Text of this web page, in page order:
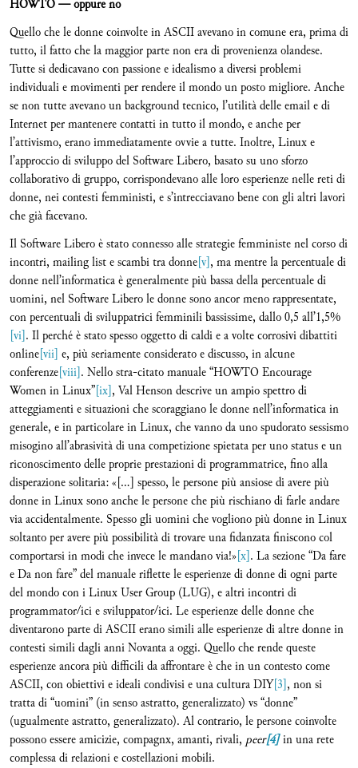
HOWTO — oppure no
Quello che le donne coinvolte in ASCII avevano in comune era, prima di
tutto, il fatto che la maggior parte non era di provenienza olandese.
Tutte si dedicavano con passione e idealismo a diversi problemi
individuali e movimenti per rendere il mondo un posto migliore. Anche
se non tutte avevano un background tecnico, l’utilità delle email e di
Internet per mantenere contatti in tutto il mondo, e anche per
l’attivismo, erano immediatamente ovvie a tutte. Inoltre, Linux e
l’approccio di sviluppo del Software Libero, basato su uno sforzo
collaborativo di gruppo, corrispondevano alle loro esperienze nelle reti di
donne, nei contesti femministi, e s’intrecciavano bene con gli altri lavori
che già facevano.
Il Software Libero è stato connesso alle strategie femministe nel corso di
incontri, mailing list e scambi tra donne[v], ma mentre la percentuale di
donne nell’informatica è generalmente più bassa della percentuale di
uomini, nel Software Libero le donne sono ancor meno rappresentate,
con percentuali di sviluppatrici femminili bassissime, dallo 0,5 all’1,5%
[vi]. Il perché è stato spesso oggetto di caldi e a volte corrosivi dibattiti
online[vii] e, più seriamente considerato e discusso, in alcune
conferenze[viii]. Nello stra-citato manuale “HOWTO Encourage
Women in Linux”[ix], Val Henson descrive un ampio spettro di
atteggiamenti e situazioni che scoraggiano le donne nell’informatica in
generale, e in particolare in Linux, che vanno da uno spudorato sessismo
misogino all’abrasività di una competizione spietata per uno status e un
riconoscimento delle proprie prestazioni di programmatrice, fino alla
disperazione solitaria: «[…] spesso, le persone più ansiose di avere più
donne in Linux sono anche le persone che più rischiano di farle andare
via accidentalmente. Spesso gli uomini che vogliono più donne in Linux
soltanto per avere più possibilità di trovare una fidanzata finiscono col
comportarsi in modi che invece le mandano via!»[x]. La sezione “Da fare
e Da non fare” del manuale riflette le esperienze di donne di ogni parte
del mondo con i Linux User Group (LUG), e altri incontri di
programmator/ici e sviluppator/ici. Le esperienze delle donne che
diventarono parte di ASCII erano simili alle esperienze di altre donne in
contesti simili dagli anni Novanta a oggi. Quello che rende queste
esperienze ancora più difficili da affrontare è che in un contesto come
ASCII, con obiettivi e ideali condivisi e una cultura DIY[3], non si
tratta di “uomini” (in senso astratto, generalizzato) vs “donne”
(ugualmente astratto, generalizzato). Al contrario, le persone coinvolte
possono essere amicizie, compagnx, amanti, rivali, peer[4]in una rete
complessa di relazioni e costellazioni mobili.